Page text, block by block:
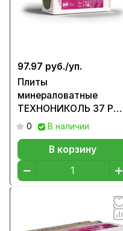
97.97 руб./уп.
Плиты
минераловатные
ТЕXНОНИКОЛЬ 37 PN
Теплый каркас ПРОФ,
кг/м3 (0,8784м3)
0 В наличии
В корзину